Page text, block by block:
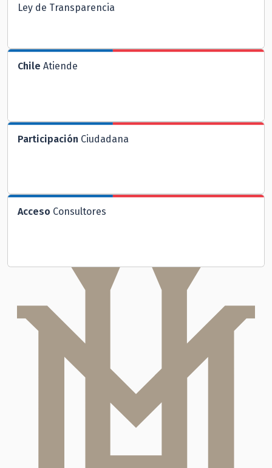
Ley de Transparencia
Chile Atiende
Participación Ciudadana
Acceso Consultores